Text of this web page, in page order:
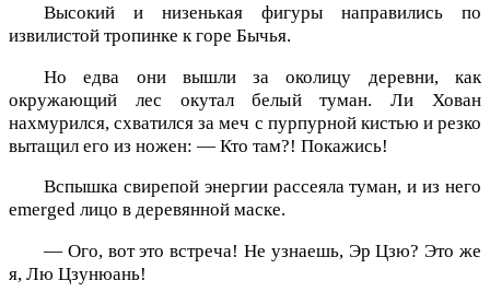
Высокий и низенькая фигуры направились по
извилистой тропинке к горе Бычья.
Но едва они вышли за околицу деревни, как
окружающий лес окутал белый туман. Ли Хован
нахмурился, схватился за меч с пурпурной кистью и резко
вытащил его из ножен: — Кто там?! Покажись!
Вспышка свирепой энергии рассеяла туман, и из него
emerged лицо в деревянной маске.
— Ого, вот это встреча! Не узнаешь, Эр Цзю? Это же
я, Лю Цзунюань!